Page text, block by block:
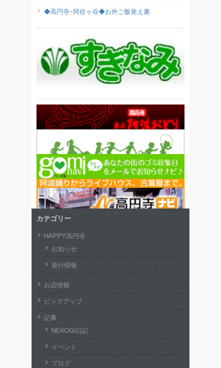
◆高円寺･阿佐ヶ谷◆お外ご飯覚え書
カテゴリー
HAPPY高円寺
お知らせ
発行情報
お店情報
ピックアップ
記事
NEKOGi日記
イベント
ブログ